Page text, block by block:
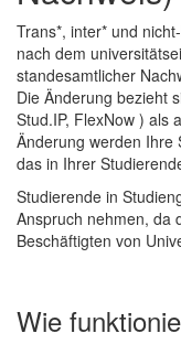
Trans*, inter* und
nach dem
standesamtlicher
Die Änderung bezieht
Stud.IP, FlexNow ) als
Änderung werden Ihre
das in Ihrer
Studierende in
Anspruch nehmen, da
Beschäftigten von
Wie